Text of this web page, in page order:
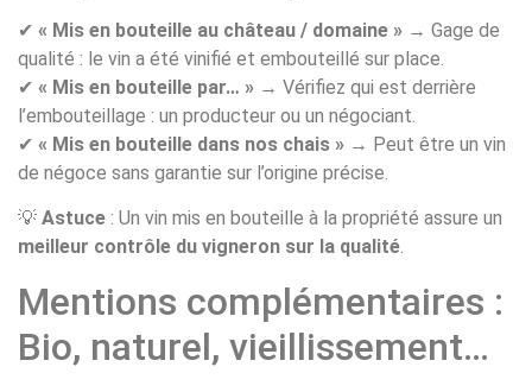
✔ « Mis en bouteille au château / domaine » → Gage de
qualité : le vin a été vinifié et embouteillé sur place.
✔ « Mis en bouteille par… » → Vérifiez qui est derrière
l’embouteillage : un producteur ou un négociant.
✔ « Mis en bouteille dans nos chais » → Peut être un vin
de négoce sans garantie sur l’origine précise.
💡 Astuce : Un vin mis en bouteille à la propriété assure un
meilleur contrôle du vigneron sur la qualité.
Mentions complémentaires :
Bio, naturel, vieillissement…